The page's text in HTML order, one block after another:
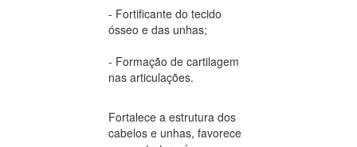
- Fortificante do tecido
ósseo e das unhas;
- Formação de cartilagem
nas articulações.
Fortalece a estrutura dos
cabelos e unhas, favorece